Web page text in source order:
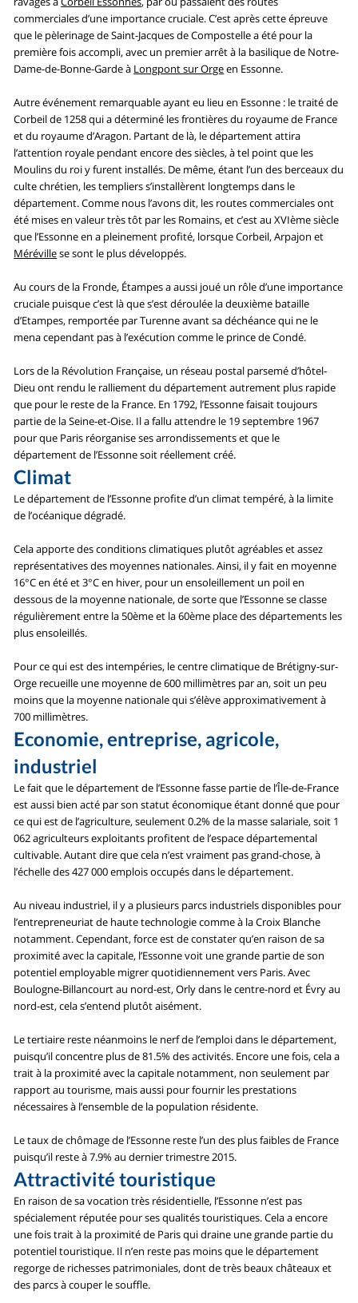
commerciales d’une importance cruciale. C’est après cette épreuve
que le pèlerinage de Saint-Jacques de Compostelle a été pour la
première fois accompli, avec un premier arrêt à la basilique de Notre-
Dame-de-Bonne-Garde à Longpont sur Orgeen Essonne.
Autre événement remarquable ayant eu lieu en Essonne : le traité de
Corbeil de 1258 qui a déterminé les frontières du royaume de France
et du royaume d’Aragon. Partant de là, le département attira
l’attention royale pendant encore des siècles, à tel point que les
Moulins du roi y furent installés. De même, étant l’un des berceaux du
culte chrétien, les templiers s’installèrent longtemps dans le
département. Comme nous l’avons dit, les routes commerciales ont
été mises en valeur très tôt par les Romains, et c’est au XVIème siècle
que l’Essonne en a pleinement profité, lorsque Corbeil, Arpajon et
Mérévillese sont le plus développés.
Au cours de la Fronde, Étampes a aussi joué un rôle d’une importance
cruciale puisque c’est là que s’est déroulée la deuxième bataille
d’Etampes, remportée par Turenne avant sa déchéance qui ne le
mena cependant pas à l’exécution comme le prince de Condé.
Lors de la Révolution Française, un réseau postal parsemé d’hôtel-
Dieu ont rendu le ralliement du département autrement plus rapide
que pour le reste de la France. En 1792, l’Essonne faisait toujours
partie de la Seine-et-Oise. Il a fallu attendre le 19 septembre 1967
pour que Paris réorganise ses arrondissements et que le
département de l’Essonne soit réellement créé.
Climat
Le département de l’Essonne profite d’un climat tempéré, à la limite
de l’océanique dégradé.
Cela apporte des conditions climatiques plutôt agréables et assez
représentatives des moyennes nationales. Ainsi, il y fait en moyenne
16°C en été et 3°C en hiver, pour un ensoleillement un poil en
dessous de la moyenne nationale, de sorte que l’Essonne se classe
régulièrement entre la 50ème et la 60ème place des départements les
plus ensoleillés.
Pour ce qui est des intempéries, le centre climatique de Brétigny-sur-
Orge recueille une moyenne de 600 millimètres par an, soit un peu
moins que la moyenne nationale qui s’élève approximativement à
700 millimètres.
Economie, entreprise, agricole,
industriel
Le fait que le département de l’Essonne fasse partie de l’Île-de-France
est aussi bien acté par son statut économique étant donné que pour
ce qui est de l’agriculture, seulement 0.2% de la masse salariale, soit 1
062 agriculteurs exploitants profitent de l’espace départemental
cultivable. Autant dire que cela n’est vraiment pas grand-chose, à
l’échelle des 427 000 emplois occupés dans le département.
Au niveau industriel, il y a plusieurs parcs industriels disponibles pour
l’entrepreneuriat de haute technologie comme à la Croix Blanche
notamment. Cependant, force est de constater qu’en raison de sa
proximité avec la capitale, l’Essonne voit une grande partie de son
potentiel employable migrer quotidiennement vers Paris. Avec
Boulogne-Billancourt au nord-est, Orly dans le centre-nord et Évry au
nord-est, cela s’entend plutôt aisément.
Le tertiaire reste néanmoins le nerf de l’emploi dans le département,
puisqu’il concentre plus de 81.5% des activités. Encore une fois, cela a
trait à la proximité avec la capitale notamment, non seulement par
rapport au tourisme, mais aussi pour fournir les prestations
nécessaires à l’ensemble de la population résidente.
Le taux de chômage de l’Essonne reste l’un des plus faibles de France
puisqu’il reste à 7.9% au dernier trimestre 2015.
Attractivité touristique
En raison de sa vocation très résidentielle, l’Essonne n’est pas
spécialement réputée pour ses qualités touristiques. Cela a encore
une fois trait à la proximité de Paris qui draine une grande partie du
potentiel touristique. Il n’en reste pas moins que le département
regorge de richesses patrimoniales, dont de très beaux châteaux et
des parcs à couper le souffle.